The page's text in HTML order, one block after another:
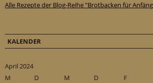
Alle Rezepte der Blog-Reihe "Brotbacken für
KALENDER
April 2024
M
D M D F